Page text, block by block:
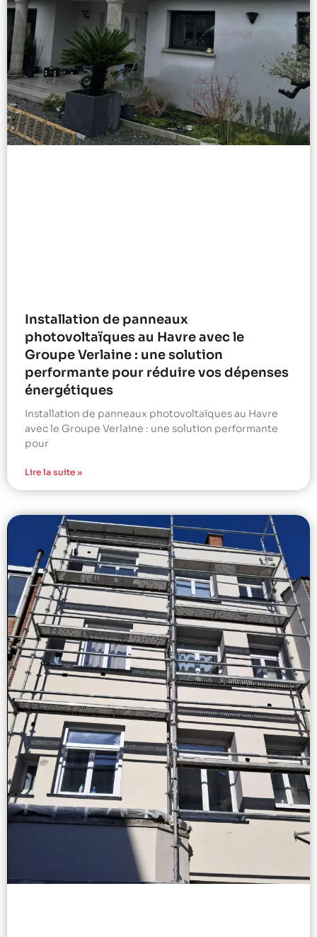
Installation de panneaux
photovoltaïques au Havre avec le
Groupe Verlaine : une solution
performante pour réduire vos dépenses
énergétiques
Installation de panneaux photovoltaïques au Havre
avec le Groupe Verlaine : une solution performante
pour
Lire la suite »